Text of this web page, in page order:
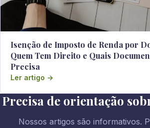
Isenção de Imposto de Renda por
Quem Tem Direito e Quais
Precisa
Ler artigo →
Precisa de orientação
Nossos artigos são informativos.